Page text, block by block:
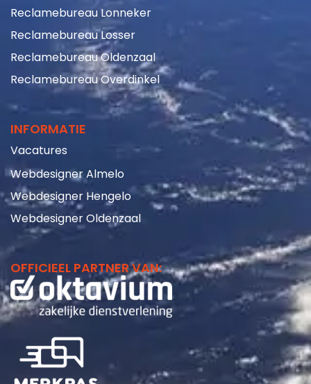
Reclamebureau Lonneker
Reclamebureau Losser
Reclamebureau Oldenzaal
Reclamebureau Overdinkel
INFORMATIE
Vacatures
Webdesigner Almelo
Webdesigner Hengelo
Webdesigner Oldenzaal
OFFICIEEL PARTNER VAN: